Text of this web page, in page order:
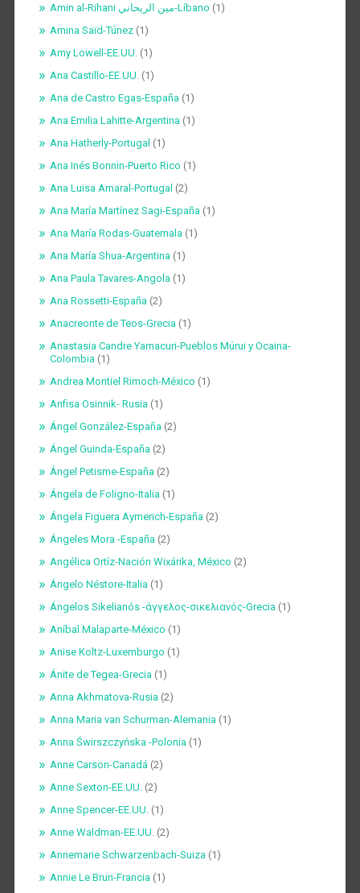
Amin al-Rihani مين الريحاني-Líbano (1)
Amina Saïd-Túnez(1)
Amy Lowell-EE.UU.(1)
Ana Castillo-EE.UU.(1)
Ana de Castro Egas-España(1)
Ana Emilia Lahitte-Argentina(1)
Ana Hatherly-Portugal (1)
Ana Inés Bonnin-Puerto Rico (1)
Ana Luisa Amaral-Portugal (2)
Ana María Martínez Sagi-España(1)
Ana María Rodas-Guatemala(1)
Ana María Shua-Argentina(1)
Ana Paula Tavares-Angola(1)
Ana Rossetti-España(2)
Anacreonte de Teos-Grecia(1)
Anastasia Candre Yamacuri-Pueblos Múrui y Ocaina-
Colombia(1)
Andrea Montiel Rimoch-México (1)
Anfisa Osinnik- Rusia(1)
Ángel González-España(2)
Ángel Guinda-España(2)
Ángel Petisme-España(2)
Ángela de Foligno-Italia(1)
Ángela Figuera Aymerich-España(2)
Ángeles Mora -España(2)
Angélica Ortíz-Nación Wixárika, México (2)
Ángelo Néstore-Italia(1)
Ángelos Sikelianós -άγγελος-σικελιανός-Grecia(1)
Aníbal Malaparte-México (1)
Anise Koltz-Luxemburgo (1)
Ánite de Tegea-Grecia(1)
Anna Akhmatova-Rusia(2)
Anna Maria van Schurman-Alemania(1)
Anna Świrszczyńska -Polonia(1)
Anne Carson-Canadá(2)
Anne Sexton-EE.UU.(2)
Anne Spencer-EE.UU.(1)
Anne Waldman-EE.UU.(2)
Annemarie Schwarzenbach-Suiza(1)
Annie Le Brun-Francia(1)